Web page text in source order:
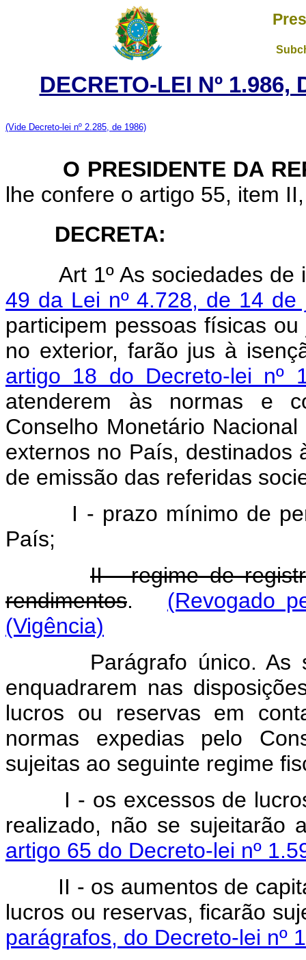
DECRETO-LEI Nº 1.986,
(Vide Decreto-lei nº 2.285, de 1986)
O PRESIDENTE DA
lhe confere o artigo 55, item
DECRETA:
Art 1º As sociedades
49 da Lei nº 4.728, de 14 de
participem pessoas físicas
no exterior, farão jus à
artigo 18 do Decreto-lei nº
atenderem às normas e
Conselho Monetário
externos no País, destinados
de emissão das referidas
I - prazo mínimo de
País;
II - regime de
rendimentos. (Revogado
(Vigência)
Parágrafo único. As
enquadrarem nas
lucros ou reservas em
normas expedias pelo
sujeitas ao seguinte regime
I - os excessos de
realizado, não se sujeitarão
artigo 65 do Decreto-lei nº
II - os aumentos de
lucros ou reservas, ficarão
parágrafos, do Decreto-lei nº